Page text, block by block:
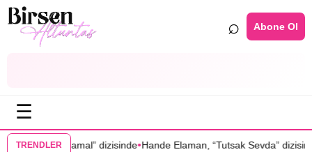
⌕ Abone Ol
☰
TRENDLER“Hamal” dizisinde•Hande Elaman, “Tutsak Sevda” dizisinin